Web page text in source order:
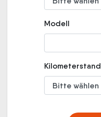
Modell
Kilometerstand